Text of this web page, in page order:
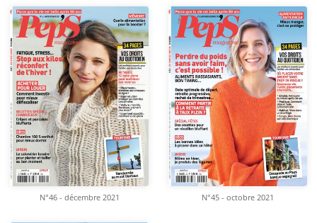
N°46 - décembre 2021 N°45 - octobre 2021